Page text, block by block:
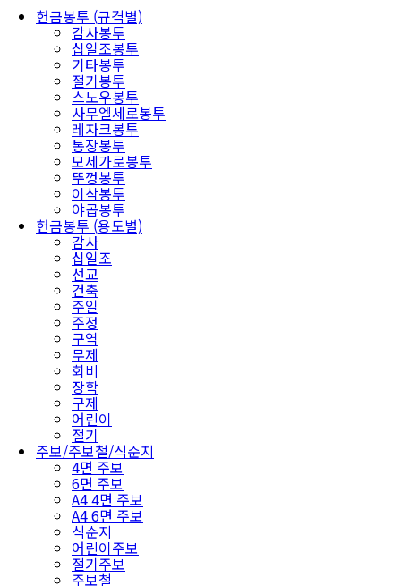
헌금봉투 (규격별)
감사봉투
십일조봉투
기타봉투
절기봉투
스노우봉투
사무엘세로봉투
레자크봉투
통장봉투
모세가로봉투
뚜껑봉투
이삭봉투
야곱봉투
헌금봉투 (용도별)
감사
십일조
선교
건축
주일
주정
구역
무제
회비
장학
구제
어린이
절기
주보/주보철/식순지
4면 주보
6면 주보
A4 4면 주보
A4 6면 주보
식순지
어린이주보
절기주보
주보철